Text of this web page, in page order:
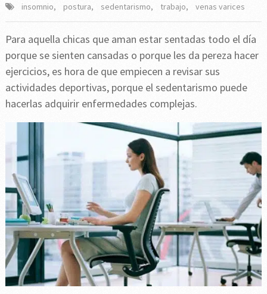
insomnio, postura, sedentarismo, trabajo, venas varices
Para aquella chicas que aman estar sentadas todo el día
porque se sienten cansadas o porque les da pereza hacer
ejercicios, es hora de que empiecen a revisar sus
actividades deportivas, porque el sedentarismo puede
hacerlas adquirir enfermedades complejas.